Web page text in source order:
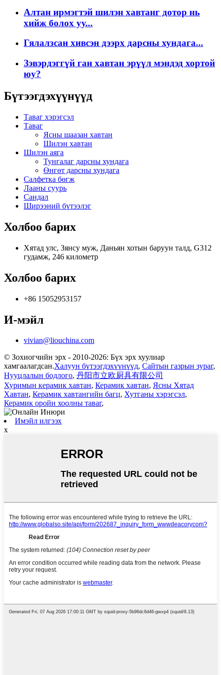
Алтан ирмэгтэй шилэн хавтанг дотор нь
хийж болох уу...
Гялалзсан хивсэн дээрх дарсны хундага...
Зэвэрдэггүй ган хавтан эрүүл мэндэд хортой
юу?
Бүтээгдэхүүнүүд
Таваг хэрэгсэл
Таваг
Ясны шаазан хавтан
Шилэн хавтан
Шилэн аяга
Тунгалаг дарсны хундага
Өнгөт дарсны хундага
Салфетка бөгж
Лааны суурь
Сандал
Ширээний бүтээлэг
Холбоо барих
Хятад улс, Зянсу муж, Даньян хотын баруун талд, G312
гудамж, 246 километр
Холбоо барих
+86 15052953157
И-мэйл
vivian@liouchina.com
© Зохиогчийн эрх - 2010-2026: Бүх эрх хуулиар
хамгаалагдсан.Халуун бүтээгдэхүүнүүд, Сайтын газрын зураг,
Нууцлалын бодлого, 丹阳市立欧厨具有限公司
Хуримын керамик хавтан, Керамик хавтан, Ясны Хятад
Хавтан, Керамик хавтангийн багц, Хутганы хэрэгсэл,
Керамик оройн хоолны таваг,
Имэйл илгээх
x